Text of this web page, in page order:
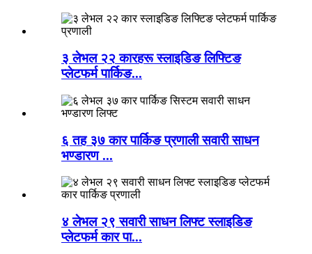
३ लेभल २२ कारहरू स्लाइडिङ लिफ्टिङ
प्लेटफर्म पार्किङ...
६ तह ३७ कार पार्किङ प्रणाली सवारी साधन
भण्डारण ...
४ लेभल २९ सवारी साधन लिफ्ट स्लाइडिङ
प्लेटफर्म कार पा...